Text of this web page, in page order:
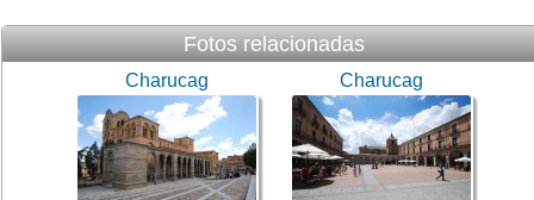
Fotos relacionadas
Charucag Charucag